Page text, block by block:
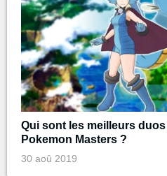
Qui sont les meilleurs
Pokemon Masters ?
30 aoû 2019